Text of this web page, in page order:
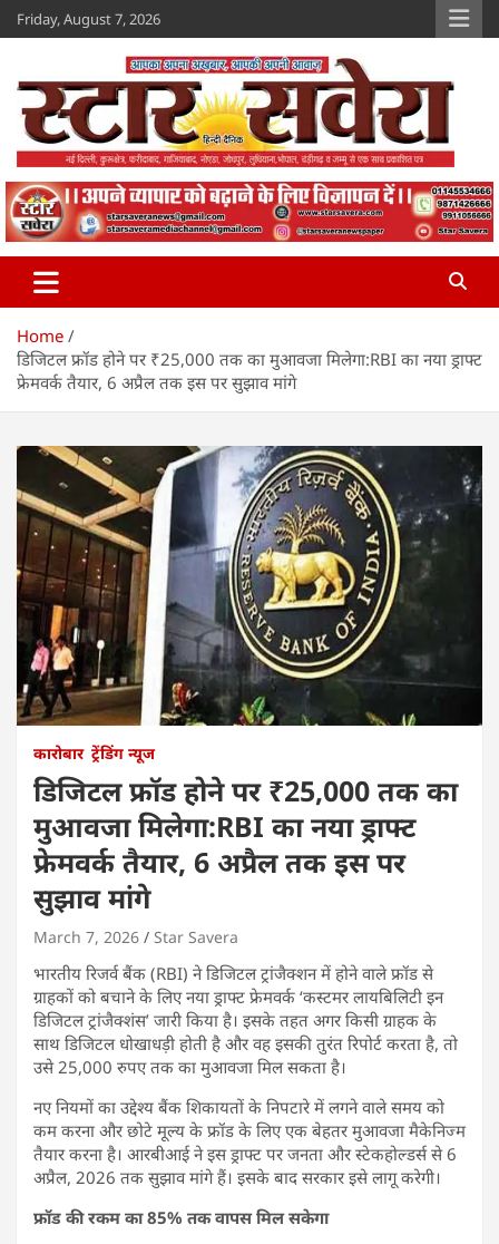
Skip
to
Friday, August 7, 2026
Star Savera
www.starsavera.com
Home
डिजिटल फ्रॉड होने पर ₹25,000 तक का मुआवजा मिलेगा:RBI का नया ड्राफ्ट
फ्रेमवर्क तैयार, 6 अप्रैल तक इस पर सुझाव मांगे
कारोबार ट्रेंडिंग न्यूज
डिजिटल फ्रॉड होने पर ₹25,000 तक का
मुआवजा मिलेगा:RBI का नया ड्राफ्ट
फ्रेमवर्क तैयार, 6 अप्रैल तक इस पर
सुझाव मांगे
March 7, 2026 Star Savera
भारतीय रिजर्व बैंक (RBI) ने डिजिटल ट्रांजैक्शन में होने वाले फ्रॉड से
ग्राहकों को बचाने के लिए नया ड्राफ्ट फ्रेमवर्क ‘कस्टमर लायबिलिटी इन
डिजिटल ट्रांजैक्शंस’ जारी किया है। इसके तहत अगर किसी ग्राहक के
साथ डिजिटल धोखाधड़ी होती है और वह इसकी तुरंत रिपोर्ट करता है, तो
उसे 25,000 रुपए तक का मुआवजा मिल सकता है।
नए नियमों का उद्देश्य बैंक शिकायतों के निपटारे में लगने वाले समय को
कम करना और छोटे मूल्य के फ्रॉड के लिए एक बेहतर मुआवजा मैकेनिज्म
तैयार करना है। आरबीआई ने इस ड्राफ्ट पर जनता और स्टेकहोल्डर्स से 6
अप्रैल, 2026 तक सुझाव मांगे हैं। इसके बाद सरकार इसे लागू करेगी।
फ्रॉड की रकम का 85% तक वापस मिल सकेगा